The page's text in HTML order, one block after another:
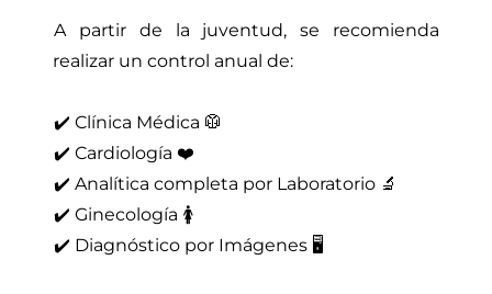
A partir de la juventud, se recomienda
realizar un control anual de:⁣⁣
✔️ Clínica Médica⁣ 🥼⁣
✔️ Cardiología⁣ ❤️⁣
✔️ Analítica completa por Laboratorio⁣ 🔬⁣
✔️ Ginecología⁣ 🚺⁣
✔️ Diagnóstico por Imágenes⁣ 🖥️⁣